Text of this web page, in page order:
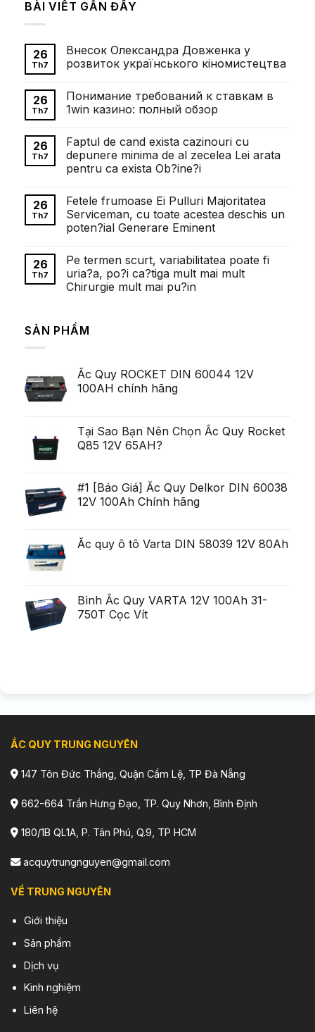
BÀI VIẾT GẦN ĐÂY
26
Th7
Внесок Олександра Довженка у
розвиток українського кіномистецтва
bình
luận
ở
Довженка
розвиток
українського
кіномистецтва
26
Th7
Понимание требований к ставкам в
1win казино: полный обзор
bình
luận
ở
Понимание
требований
ставкам
в
1win
казино:
полный
26
Th7
Faptul de cand exista cazinouri cu
depunere minima de al zecelea Lei arata
pentru ca exista Ob?ine?i
bình
luận
ở
Faptul
de
exista
cazinouri
cu
depunere
minima
Lei
arata
exista
Ob?
ine?
i
26
Th7
Fetele frumoase Ei Pulluri Majoritatea
Serviceman, cu toate acestea deschis un
poten?ial Generare Eminent
bình
luận
ở
Fetele
frumoase
Majoritatea
Serviceman,
deschis
poten?
ial
26
Th7
Pe termen scurt, variabilitatea poate fi
uria?a, po?i ca?tiga mult mai mult
Chirurgie mult mai pu?in
luận
ở
variabilitatea
poate
fi
tiga
Chirurgie
mult
mai
SẢN PHẨM
Ắc Quy ROCKET DIN 60044 12V
100AH chính hãng
Tại Sao Bạn Nên Chọn Ắc Quy Rocket
Q85 12V 65AH?
#1 [Báo Giá] Ắc Quy Delkor DIN 60038
12V 100Ah Chính hãng
Ắc quy ô tô Varta DIN 58039 12V 80Ah
Bình Ắc Quy VARTA 12V 100Ah 31-
750T Cọc Vít
ẮC QUY TRUNG NGUYÊN
147 Tôn Đức Thắng, Quận Cẩm Lệ, TP Đà Nẵng
662-664 Trần Hưng Đạo, TP. Quy Nhơn, Bình Định
180/1B QL1A, P. Tân Phú, Q.9, TP HCM
acquytrungnguyen@gmail.com
VỀ TRUNG NGUYÊN
Giới thiệu
Sản phẩm
Dịch vụ
Kinh nghiệm
Liên hệ